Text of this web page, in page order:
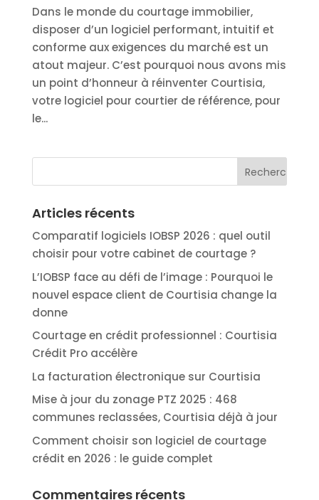
Dans le monde du courtage immobilier,
disposer d’un logiciel performant, intuitif et
conforme aux exigences du marché est un
atout majeur. C’est pourquoi nous avons mis
un point d’honneur à réinventer Courtisia,
votre logiciel pour courtier de référence, pour
le...
Articles récents
Comparatif logiciels IOBSP 2026 : quel outil
choisir pour votre cabinet de courtage ?
L’IOBSP face au défi de l’image : Pourquoi le
nouvel espace client de Courtisia change la
donne
Courtage en crédit professionnel : Courtisia
Crédit Pro accélère
La facturation électronique sur Courtisia
Mise à jour du zonage PTZ 2025 : 468
communes reclassées, Courtisia déjà à jour
Comment choisir son logiciel de courtage
crédit en 2026 : le guide complet
Commentaires récents